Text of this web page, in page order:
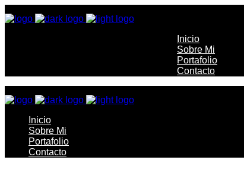
Inicio
Sobre Mi
Portafolio
Contacto
Inicio
Sobre Mi
Portafolio
Contacto